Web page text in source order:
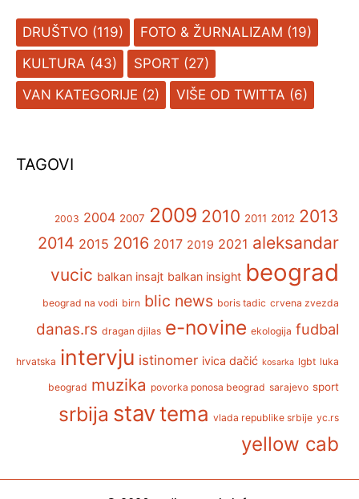
DRUŠTVO (119) FOTO & ŽURNALIZAM (19)
KULTURA (43) SPORT (27)
VAN KATEGORIJE (2) VIŠE OD TWITTA (6)
TAGOVI
2003 2004 2007 2009 2010 2011 2012 2013
2014 2015 2016 2017 2019 2021 aleksandar
vucic balkan insajt balkan insight beograd
beograd na vodi birn blic news boris tadic crvena zvezda
danas.rs dragan djilas e-novine ekologija fudbal
hrvatska intervju istinomer ivica dačić kosarka lgbt luka
beograd muzika povorka ponosa beograd sarajevo sport
srbija stavtema vlada republike srbije yc.rs
yellow cab